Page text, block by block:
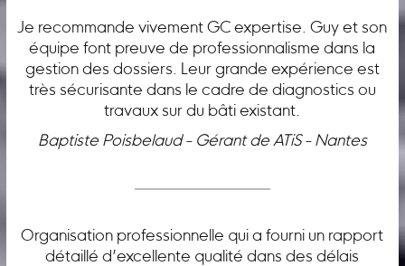
Je recommande vivement GC expertise. Guy et son
équipe font preuve de professionnalisme dans la
gestion des dossiers. Leur grande expérience est
très sécurisante dans le cadre de diagnostics ou
travaux sur du bâti existant.
Baptiste Poisbelaud - Gérant de ATiS - Nantes
Organisation professionnelle qui a fourni un rapport
détaillé d’excellente qualité dans des délais